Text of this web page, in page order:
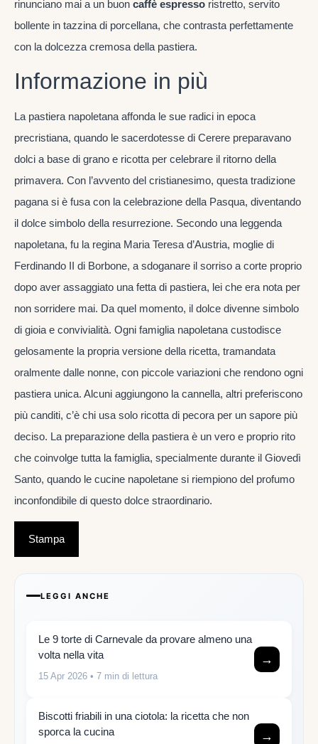
rinunciano mai a un buon caffè espresso ristretto, servito
bollente in tazzina di porcellana, che contrasta perfettamente
con la dolcezza cremosa della pastiera.
Informazione in più
La pastiera napoletana affonda le sue radici in epoca
precristiana, quando le sacerdotesse di Cerere preparavano
dolci a base di grano e ricotta per celebrare il ritorno della
primavera. Con l’avvento del cristianesimo, questa tradizione
pagana si è fusa con la celebrazione della Pasqua, diventando
il dolce simbolo della resurrezione. Secondo una leggenda
napoletana, fu la regina Maria Teresa d’Austria, moglie di
Ferdinando II di Borbone, a sdoganare il sorriso a corte proprio
dopo aver assaggiato una fetta di pastiera, lei che era nota per
non sorridere mai. Da quel momento, il dolce divenne simbolo
di gioia e convivialità. Ogni famiglia napoletana custodisce
gelosamente la propria versione della ricetta, tramandata
oralmente dalle nonne, con piccole variazioni che rendono ogni
pastiera unica. Alcuni aggiungono la cannella, altri preferiscono
più canditi, c’è chi usa solo ricotta di pecora per un sapore più
deciso. La preparazione della pastiera è un vero e proprio rito
che coinvolge tutta la famiglia, specialmente durante il Giovedì
Santo, quando le cucine napoletane si riempiono del profumo
inconfondibile di questo dolce straordinario.
Stampa
LEGGI ANCHE
Le 9 torte di Carnevale da provare almeno una
volta nella vita
15 Apr 2026 • 7 min di lettura
→
Biscotti friabili in una ciotola: la ricetta che non
sporca la cucina
→